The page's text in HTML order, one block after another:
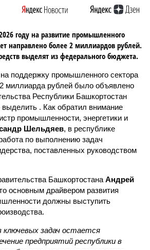
году на развитие промышленного
направлено более 2 миллиардов рублей.
выделят из федерального бюджета.
поддержку промышленного сектора
2 миллиарда рублей было объявлено
Республики Башкортостан
. Как обратил внимание
промышленности, энергетики и
Шельдяев, в республике
по выполнению задач
поставленных руководством
Башкортостана Андрей
основным драйвером развития
должны выступить
ключевых задач остается
предприятий республики в